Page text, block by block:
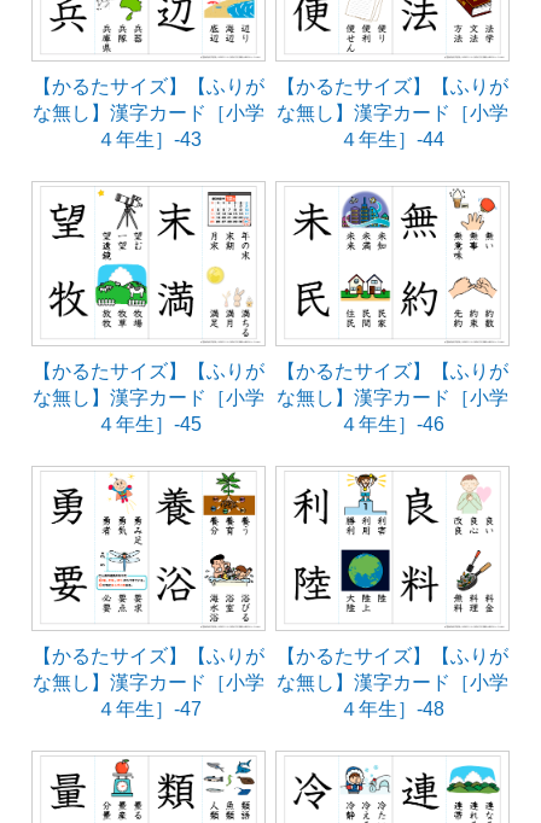
【かるたサイズ】【ふりが
な無し】漢字カード［小学
４年生］-43
【かるたサイズ】【ふりが
な無し】漢字カード［小学
４年生］-44
【かるたサイズ】【ふりが
な無し】漢字カード［小学
４年生］-45
【かるたサイズ】【ふりが
な無し】漢字カード［小学
４年生］-46
【かるたサイズ】【ふりが
な無し】漢字カード［小学
４年生］-47
【かるたサイズ】【ふりが
な無し】漢字カード［小学
４年生］-48